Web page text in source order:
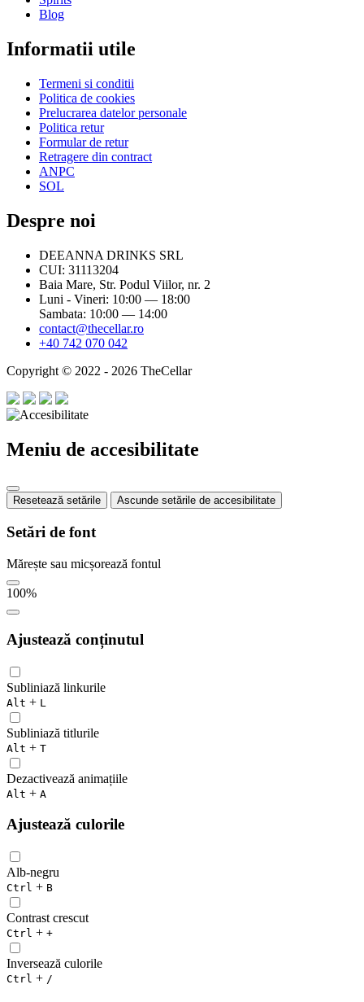
Blog
Informatii utile
Termeni si conditii
Politica de cookies
Prelucrarea datelor personale
Politica retur
Formular de retur
Retragere din contract
ANPC
SOL
Despre noi
DEEANNA DRINKS SRL
CUI: 31113204
Baia Mare, Str. Podul Viilor, nr. 2
Luni - Vineri: 10:00 — 18:00
Sambata: 10:00 — 14:00
contact@thecellar.ro
+40 742 070 042
Copyright © 2022 - 2026 TheCellar
Meniu de accesibilitate
Resetează setările Ascunde setările de accesibilitate
Setări de font
Mărește sau micșorează fontul
100%
Ajustează conținutul
Subliniază linkurile
Alt + L
Subliniază titlurile
Alt + T
Dezactivează animațiile
Alt + A
Ajustează culorile
Alb-negru
Ctrl + B
Contrast crescut
Ctrl + +
Inversează culorile
Ctrl + /